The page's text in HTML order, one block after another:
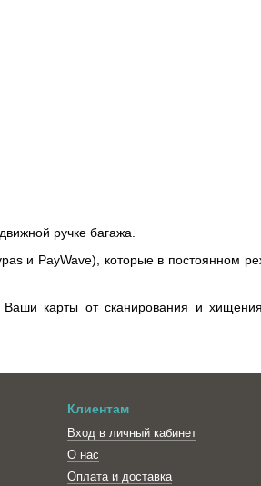
ручке багажа.
и PayWave), которые в постоянном
карты от сканирования и
Клиентам
Вход в личный кабинет
О нас
Оплата и доставка